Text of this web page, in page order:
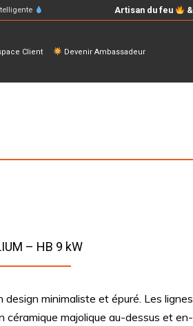
Artisan du feu
Client Devenir Ambassadeur
– HB 9 kW
design minimaliste et épuré. Les lignes
céramique majolique au-dessus et en-